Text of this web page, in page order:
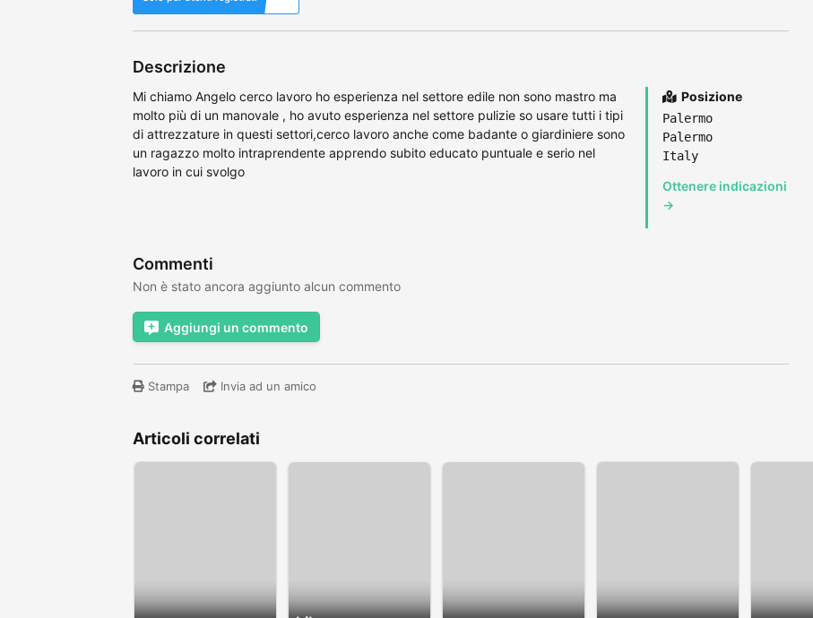
Descrizione
Mi chiamo Angelo cerco lavoro ho esperienza nel settore edile non sono mastro ma
molto più di un manovale , ho avuto esperienza nel settore pulizie so usare tutti i tipi
di attrezzature in questi settori,cerco lavoro anche come badante o giardiniere sono
un ragazzo molto intraprendente apprendo subito educato puntuale e serio nel
lavoro in cui svolgo
Posizione
Palermo
Palermo
Italy
Ottenere indicazioni
→
Commenti
Non è stato ancora aggiunto alcun commento
Aggiungi un commento
Stampa Invia ad un amico
Articoli correlati